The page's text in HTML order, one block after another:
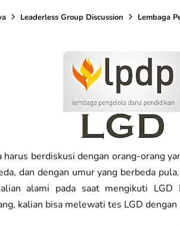
Leaderless Group Discussion Lembaga
berdiskusi dengan orang-orang
dan dengan umur yang berbeda
alami pada saat mengikuti LGD
kalian bisa melewati tes LGD dengan